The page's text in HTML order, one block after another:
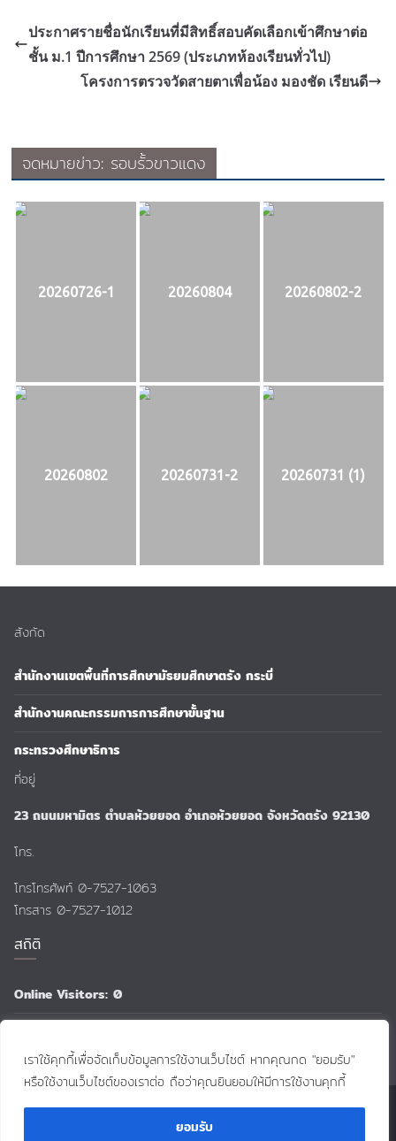
เราใช้คุกกี้เพื่อจัดเก็บข้อมูลการใช้งานเว็บไซต์ หากคุณกด "ยอมรับ"
หรือใช้งานเว็บไซต์ของเราต่อ ถือว่าคุณยินยอมให้มีการใช้งานคุกกี้
ยอมรับ
ประกาศรายชื่อนักเรียนที่มีสิทธิ์สอบคัดเลือกเข้าศึกษาต่อ
ชั้น ม.1 ปีการศึกษา 2569 (ประเภทห้องเรียนทั่วไป)
โครงการตรวจวัดสายตาเพื่อน้อง มองชัด เรียนดี
จดหมายข่าว: รอบรั้วขาวแดง
20260726-1 20260804 20260802-2
20260802 20260731-2 20260731 (1)
สังกัด
สำนักงานเขตพื้นที่การศึกษามัธยมศึกษาตรัง กระบี่
สำนักงานคณะกรรมการการศึกษาขั้นฐาน
กระทรวงศึกษาธิการ
ที่อยู่
23 ถนนมหามิตร ตำบลห้วยยอด อำเภอห้วยยอด จังหวัดตรัง 92130
โทร.
โทรโทรศัพท์ 0-7527-1063
โทรสาร 0-7527-1012
สถิติ
Online Visitors: 0
Copyright © 2026:: Huai-yot School ::. All rights reserved.
by ThemeGrill. Powered by
Contact Us